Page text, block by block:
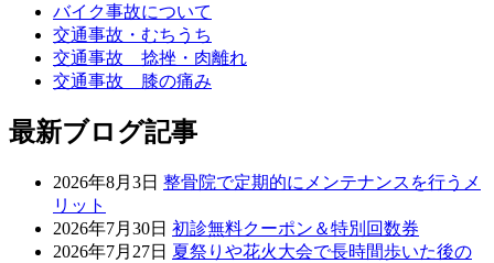
バイク事故について
交通事故・むちうち
交通事故 捻挫・肉離れ
交通事故 膝の痛み
最新ブログ記事
2026年8月3日 整骨院で定期的にメンテナンスを行うメ
リット
2026年7月30日 初診無料クーポン＆特別回数券
2026年7月27日 夏祭りや花火大会で長時間歩いた後の